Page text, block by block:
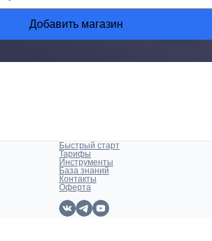
Добавить магазин
Быстрый старт
Тарифы
Инструменты
База знаний
Контакты
Оферта